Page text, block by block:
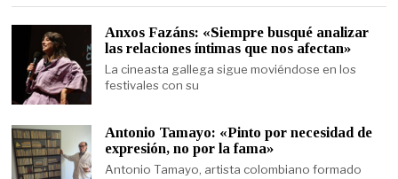
Anxos Fazáns: «Siempre busqué analizar
las relaciones íntimas que nos afectan»
La cineasta gallega sigue moviéndose en los
festivales con su
Antonio Tamayo: «Pinto por necesidad de
expresión, no por la fama»
Antonio Tamayo, artista colombiano formado